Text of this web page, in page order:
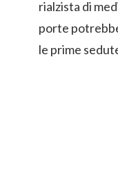
rialzista di
porte
le prime